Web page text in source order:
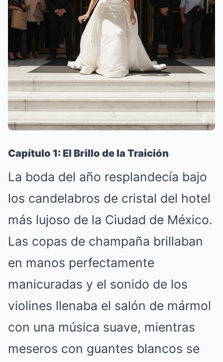
Capítulo 1: El Brillo de la Traición
La boda del año resplandecía bajo
los candelabros de cristal del hotel
más lujoso de la Ciudad de México.
Las copas de champaña brillaban
en manos perfectamente
manicuradas y el sonido de los
violines llenaba el salón de mármol
con una música suave, mientras
meseros con guantes blancos se